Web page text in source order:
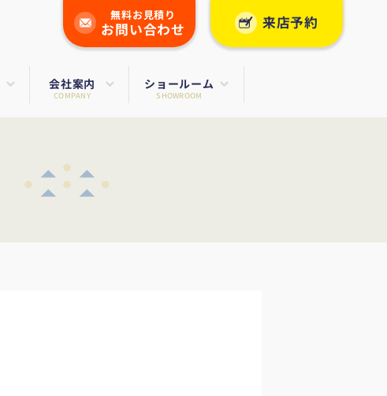
無料お見積り
お問い合わせ 来店予約
会社案内
COMPANY
ショールーム
SHOWROOM